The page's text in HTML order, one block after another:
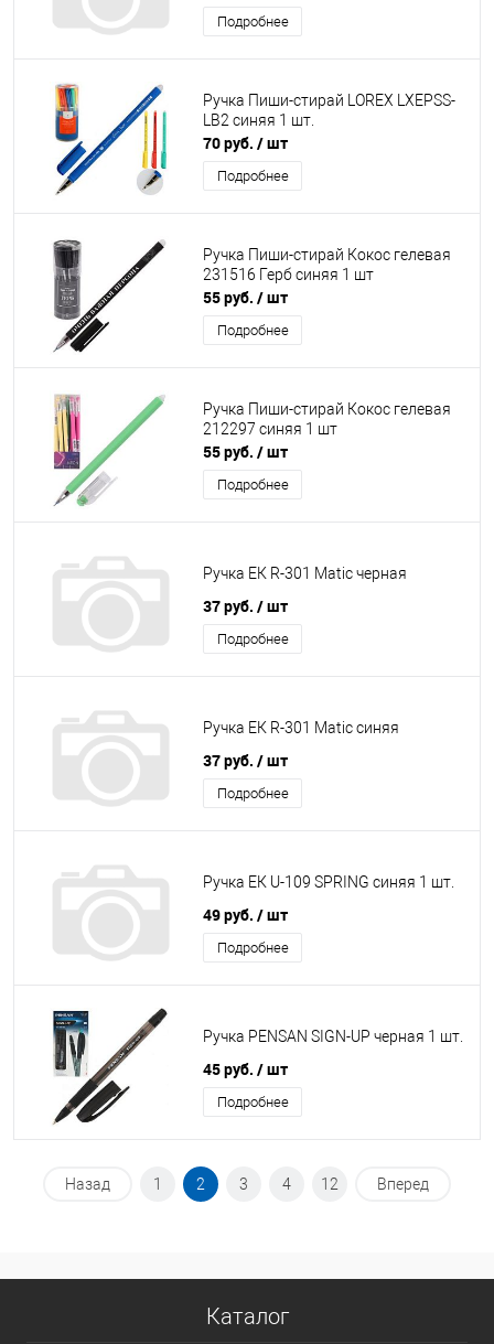
Подробнее
Ручка Пиши-стирай LOREX LXEPSS-
LB2 синяя 1 шт.
70 руб. / шт
Подробнее
Ручка Пиши-стирай Кокос гелевая
231516 Герб синяя 1 шт
55 руб. / шт
Подробнее
Ручка Пиши-стирай Кокос гелевая
212297 синяя 1 шт
55 руб. / шт
Подробнее
Ручка ЕК R-301 Маtic черная
37 руб. / шт
Подробнее
Ручка ЕК R-301 Маtic синяя
37 руб. / шт
Подробнее
Ручка ЕК U-109 SPRING синяя 1 шт.
49 руб. / шт
Подробнее
Ручка PENSAN SIGN-UP черная 1 шт.
45 руб. / шт
Подробнее
Назад 1 2 3 4 12 Вперед
Каталог